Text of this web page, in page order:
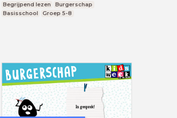
Begrijpend lezen
Burgerschap
Basisschool
Groep 5-8